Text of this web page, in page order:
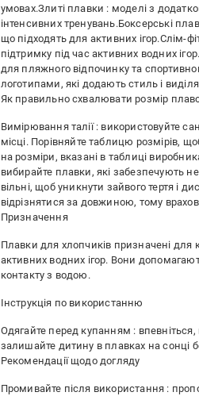
умовах.Злиті плавки : моделі з
інтенсивних тренувань.Боксерські
що підходять для активних ігор.Слім-
підтримку під час активних водних
для пляжного відпочинку та
логотипами, які додають стиль і
Як правильно схвалювати розмір
Вимірювання талії : використовуйте
місці. Порівняйте таблицю розмірів,
на розміри, вказані в таблиці
вибирайте плавки, які забезпечують
вільні, щоб уникнути зайвого тертя і
відрізнятися за довжиною, тому
Призначення
Плавки для хлопчиків призначені для
активних водних ігор. Вони
контакту з водою.
Інструкція по використанню
Одягайте перед купанням :
залишайте дитину в плавках на сонці
Рекомендації щодо догляду
Промивайте після використання :